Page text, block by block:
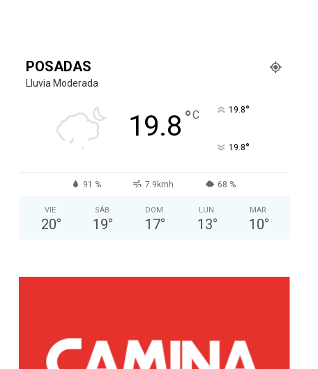
POSADAS
Lluvia Moderada
19.8 °C 19.8°
19.8°
91 % 7.9kmh 68 %
VIE
20°
SÁB
19°
DOM
17°
LUN
13°
MAR
10°